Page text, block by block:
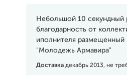
Небольшой 10 секундный
благодарность от
иполнителя размещенный
"Молодежь Армавира"
Доставка декабрь 2013, не